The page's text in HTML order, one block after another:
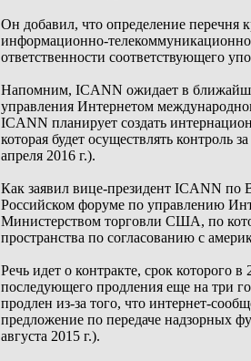
Он добавил, что определение перечня
информационно-
ответственности соответствующего
Напомним, ICANN ожидает в
управления Интернетом
ICANN планирует создать
которая будет осуществлять контроль
апреля 2016 г.).
Как заявил вице-президент ICANN
Российском форуме по управлению
Министерством торговли США, по
пространства по согласованию с
Речь идет о контракте, срок
последующего продления еще на три
продлен из-за того, что интернет-
предложение по передаче надзорных
августа 2015 г.).